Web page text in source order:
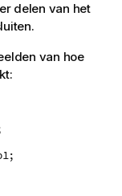
delen van het
van hoe